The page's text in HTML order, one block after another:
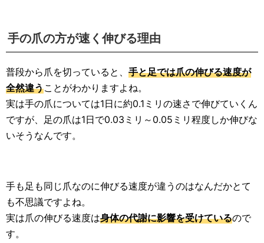
手の爪の方が速く伸びる理由
普段から爪を切っていると、 手と足では爪の伸びる速度が
全然違うことがわかりますよね。
実は手の爪については1日に約0.1ミリの速さで伸びていくん
ですが、足の爪は1日で0.03ミリ～0.05ミリ程度しか伸びな
いそうなんです。
手も足も同じ爪なのに伸びる速度が違うのはなんだかとて
も不思議ですよね。
実は爪の伸びる速度は身体の代謝に影響を受けているので
す。